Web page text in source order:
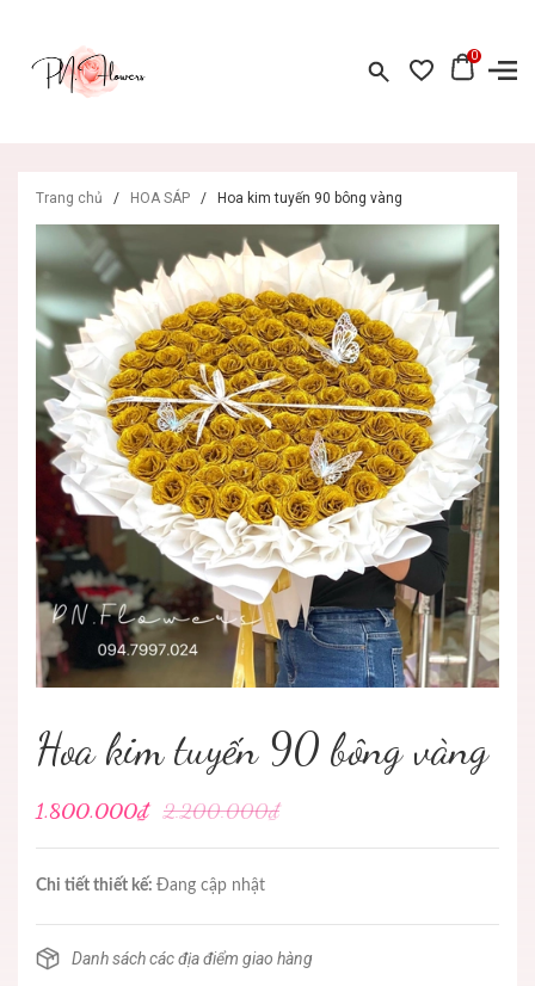
0
Trang chủ / HOA SÁP / Hoa kim tuyến 90 bông vàng
Hoa kim tuyến 90 bông vàng
1.800.000₫ 2.200.000₫
Chi tiết thiết kế: Đang cập nhật
Danh sách các địa điểm giao hàng